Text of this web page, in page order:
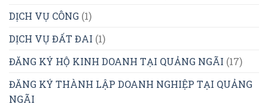
DỊCH VỤ CÔNG (1)
DỊCH VỤ ĐẤT ĐAI (1)
ĐĂNG KÝ HỘ KINH DOANH TẠI QUẢNG NGÃI (17)
ĐĂNG KÝ THÀNH LẬP DOANH NGHIỆP TẠI QUẢNG
NGÃI